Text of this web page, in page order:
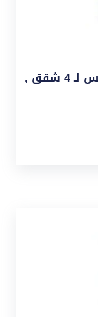
كاميرا بوابة ملونة من كوماكس لـ 4 شقق ,